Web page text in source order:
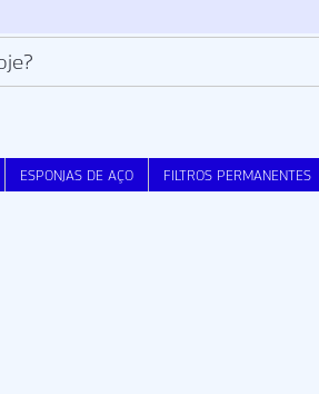
ESPONJAS DE AÇO FILTROS PERMANENTES